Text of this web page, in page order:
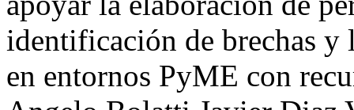
identificación de brechas y
en entornos PyME con